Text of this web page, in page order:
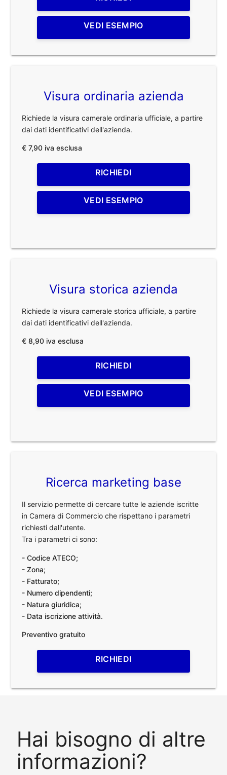
VEDI ESEMPIO
Visura ordinaria azienda
Richiede la visura camerale ordinaria ufficiale, a partire
dai dati identificativi dell'azienda.
€ 7,90 iva esclusa
RICHIEDI
VEDI ESEMPIO
Visura storica azienda
Richiede la visura camerale storica ufficiale, a partire
dai dati identificativi dell'azienda.
€ 8,90 iva esclusa
RICHIEDI
VEDI ESEMPIO
Ricerca marketing base
Il servizio permette di cercare tutte le aziende iscritte
in Camera di Commercio che rispettano i parametri
richiesti dall'utente.
Tra i parametri ci sono:
- Codice ATECO;
- Zona;
- Fatturato;
- Numero dipendenti;
- Natura giuridica;
- Data iscrizione attività.
Preventivo gratuito
RICHIEDI
Hai bisogno di altre
informazioni?